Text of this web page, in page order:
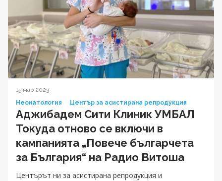
15 мар 2023
Неонатология
Център за асистирана репродукция
Аджибадем Сити Клиник УМБАЛ
Токуда отново се включи в
кампанията „Повече българчета
за България“ на Радио Витоша
Центърът ни за асистирана репродукция и